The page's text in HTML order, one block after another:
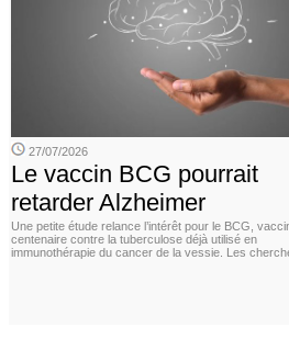
27/07/2026
Le vaccin BCG pourrait
retarder Alzheimer
Une petite étude relance l’intérêt pour le BCG,
centenaire contre la tuberculose déjà utilisé en
immunothérapie du cancer de la vessie. Les